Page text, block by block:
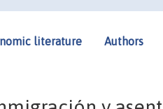
literature Authors